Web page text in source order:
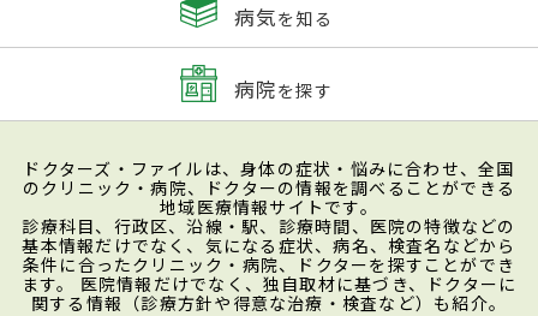
病気を知る
病院を探す
ドクターズ・ファイルは、身体の症状・悩みに合わせ、全国
のクリニック・病院、ドクターの情報を調べることができる
地域医療情報サイトです。
診療科目、行政区、沿線・駅、診療時間、医院の特徴などの
基本情報だけでなく、気になる症状、病名、検査名などから
条件に合ったクリニック・病院、ドクターを探すことができ
ます。 医院情報だけでなく、独自取材に基づき、ドクターに
関する情報（診療方針や得意な治療・検査など）も紹介。